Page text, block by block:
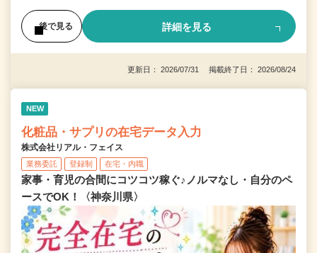
後で見る 詳細を見る
更新日： 2026/07/31 掲載終了日： 2026/08/24
NEW
化粧品・サプリの在宅データ入力
株式会社リアル・フェイス
業務委託 登録制 在宅・内職
家事・育児の合間にコツコツ稼ぐ♪ノルマなし・自分のペ
ースでOK！〈神奈川県〉